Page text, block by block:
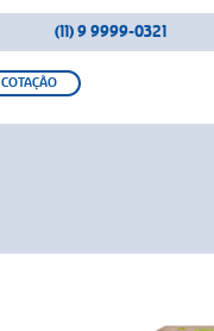
(11) 9 9999-0321
COTAÇÃO